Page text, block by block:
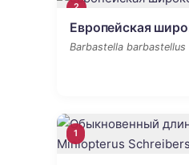
2
Европейская
Barbastella barbastellus
1